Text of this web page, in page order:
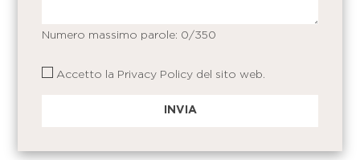
Numero massimo parole: 0/350
Accetto la Privacy Policy del sito web.